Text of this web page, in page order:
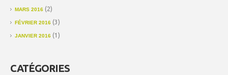
MARS 2016 (2)
FÉVRIER 2016 (3)
JANVIER 2016 (1)
CATÉGORIES